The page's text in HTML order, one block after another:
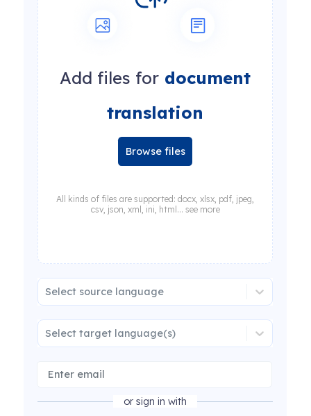
Add files for document
translation
Browse files
All kinds of files are supported: docx, xlsx, pdf, jpeg,
csv, json, xml, ini, html... see more
Select source language
Select target language(s)
or sign in with